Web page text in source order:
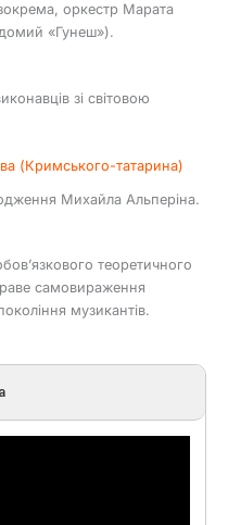
оркестр Марата
«Гунеш»).
зі світовою
(Кримського-татарина)
Михайла Альперіна.
теоретичного
самовираження
музикантів.